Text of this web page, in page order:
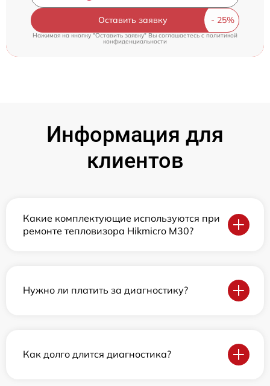
Оставить заявку
Нажимая на кнопку "Оставить заявку" Вы соглашаетесь cполитикой
конфиденциальности
Информация для
клиентов
Какие комплектующие используются при
ремонте тепловизора Hikmicro M30?
Нужно ли платить за диагностику?
Как долго длится диагностика?